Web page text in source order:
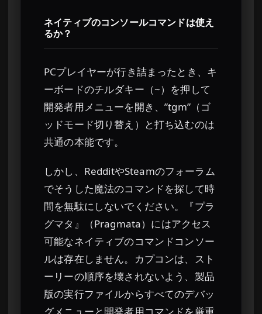
ネイティブのコンソールコマンドは使え
るか？
PCプレイヤーが行き詰まったとき、キ
ーボードのチルダキー（~）を押して
開発者用メニューを開き、”tgm”（ゴ
ッドモード切り替え）と打ち込むのは
共通の本能です。
しかし、RedditやSteamのフォーラム
でそうした魔法のコマンドを探して時
間を無駄にしないでください。『プラ
グマタ』（Pragmata）にはアクセス
可能なネイティブのコマンドコンソー
ルは存在しません。カプコンは、スト
ーリーの順序を壊されないよう、製品
版の実行ファイルからすべてのデバッ